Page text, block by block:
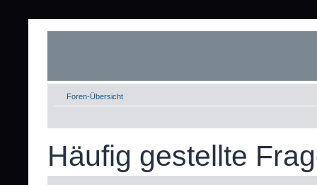
Foren-Übersicht
Häufig gestellte